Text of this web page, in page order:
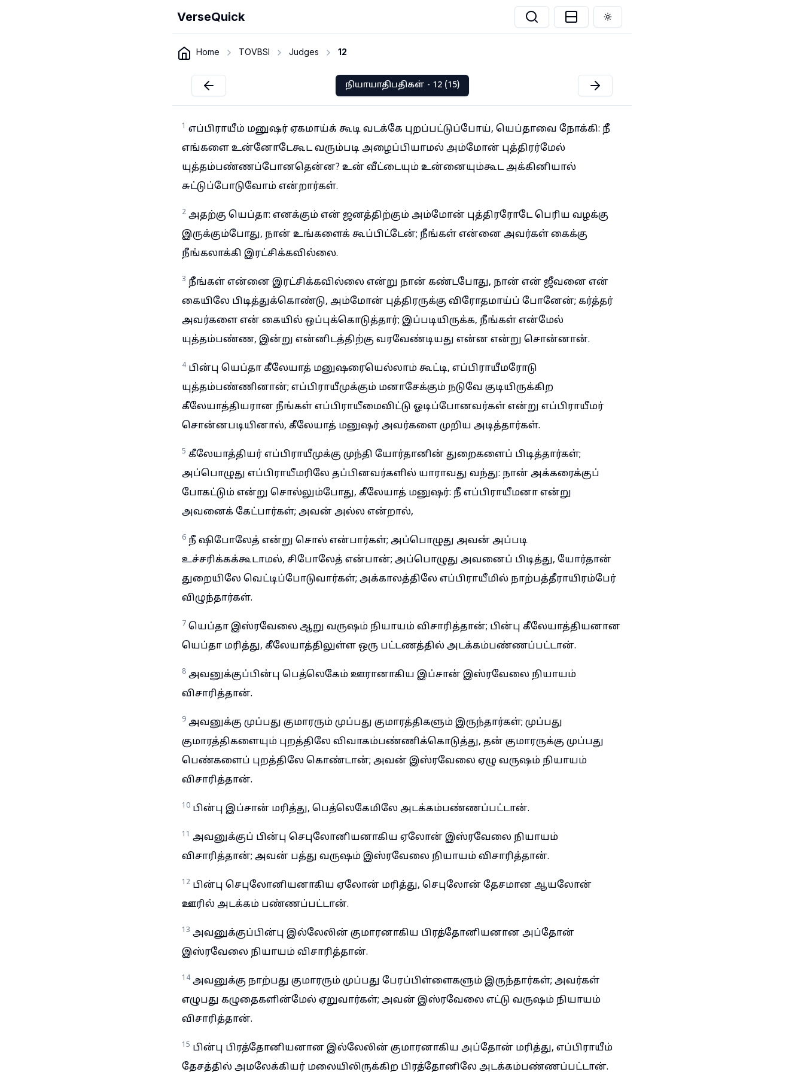
VerseQuick Toggle theme
Home TOVBSI Judges 12
நியாயாதிபதிகள் - 12 (15)
1 எப்பிராயீம் மனுஷர் ஏகமாய்க் கூடி வடக்கே புறப்பட்டுப்போய், யெப்தாவை நோக்கி: நீ
எங்களை உன்னோடேகூட வரும்படி அழைப்பியாமல் அம்மோன் புத்திரர்மேல்
யுத்தம்பண்ணப்போனதென்ன? உன் வீட்டையும் உன்னையும்கூட அக்கினியால்
சுட்டுப்போடுவோம் என்றார்கள்.
2 அதற்கு யெப்தா: எனக்கும் என் ஜனத்திற்கும் அம்மோன் புத்திரரோடே பெரிய வழக்கு
இருக்கும்போது, நான் உங்களைக் கூப்பிட்டேன்; நீங்கள் என்னை அவர்கள் கைக்கு
நீங்கலாக்கி இரட்சிக்கவில்லை.
3 நீங்கள் என்னை இரட்சிக்கவில்லை என்று நான் கண்டபோது, நான் என் ஜீவனை என்
கையிலே பிடித்துக்கொண்டு, அம்மோன் புத்திரருக்கு விரோதமாய்ப் போனேன்; கர்த்தர்
அவர்களை என் கையில் ஒப்புக்கொடுத்தார்; இப்படியிருக்க, நீங்கள் என்மேல்
யுத்தம்பண்ண, இன்று என்னிடத்திற்கு வரவேண்டியது என்ன என்று சொன்னான்.
4 பின்பு யெப்தா கீலேயாத் மனுஷரையெல்லாம் கூட்டி, எப்பிராயீமரோடு
யுத்தம்பண்ணினான்; எப்பிராயீமுக்கும் மனாசேக்கும் நடுவே குடியிருக்கிற
கீலேயாத்தியரான நீங்கள் எப்பிராயீமைவிட்டு ஓடிப்போனவர்கள் என்று எப்பிராயீமர்
சொன்னபடியினால், கீலேயாத் மனுஷர் அவர்களை முறிய அடித்தார்கள்.
5 கீலேயாத்தியர் எப்பிராயீமுக்கு முந்தி யோர்தானின் துறைகளைப் பிடித்தார்கள்;
அப்பொழுது எப்பிராயீமரிலே தப்பினவர்களில் யாராவது வந்து: நான் அக்கரைக்குப்
போகட்டும் என்று சொல்லும்போது, கீலேயாத் மனுஷர்: நீ எப்பிராயீமனா என்று
அவனைக் கேட்பார்கள்; அவன் அல்ல என்றால்,
6 நீ ஷிபோலேத் என்று சொல் என்பார்கள்; அப்பொழுது அவன் அப்படி
உச்சரிக்கக்கூடாமல், சிபோலேத் என்பான்; அப்பொழுது அவனைப் பிடித்து, யோர்தான்
துறையிலே வெட்டிப்போடுவார்கள்; அக்காலத்திலே எப்பிராயீமில் நாற்பத்தீராயிரம்பேர்
விழுந்தார்கள்.
7 யெப்தா இஸ்ரவேலை ஆறு வருஷம் நியாயம் விசாரித்தான்; பின்பு கீலேயாத்தியனான
யெப்தா மரித்து, கீலேயாத்திலுள்ள ஒரு பட்டணத்தில் அடக்கம்பண்ணப்பட்டான்.
8 அவனுக்குப்பின்பு பெத்லெகேம் ஊரானாகிய இப்சான் இஸ்ரவேலை நியாயம்
விசாரித்தான்.
9 அவனுக்கு முப்பது குமாரரும் முப்பது குமாரத்திகளும் இருந்தார்கள்; முப்பது
குமாரத்திகளையும் புறத்திலே விவாகம்பண்ணிக்கொடுத்து, தன் குமாரருக்கு முப்பது
பெண்களைப் புறத்திலே கொண்டான்; அவன் இஸ்ரவேலை ஏழு வருஷம் நியாயம்
விசாரித்தான்.
10 பின்பு இப்சான் மரித்து, பெத்லெகேமிலே அடக்கம்பண்ணப்பட்டான்.
11 அவனுக்குப் பின்பு செபுலோனியனாகிய ஏலோன் இஸ்ரவேலை நியாயம்
விசாரித்தான்; அவன் பத்து வருஷம் இஸ்ரவேலை நியாயம் விசாரித்தான்.
12 பின்பு செபுலோனியனாகிய ஏலோன் மரித்து, செபுலோன் தேசமான ஆயலோன்
ஊரில் அடக்கம் பண்ணப்பட்டான்.
13 அவனுக்குப்பின்பு இல்லேலின் குமாரனாகிய பிரத்தோனியனான அப்தோன்
இஸ்ரவேலை நியாயம் விசாரித்தான்.
14 அவனுக்கு நாற்பது குமாரரும் முப்பது பேரப்பிள்ளைகளும் இருந்தார்கள்; அவர்கள்
எழுபது கழுதைகளின்மேல் ஏறுவார்கள்; அவன் இஸ்ரவேலை எட்டு வருஷம் நியாயம்
விசாரித்தான்.
15 பின்பு பிரத்தோனியனான இல்லேலின் குமாரனாகிய அப்தோன் மரித்து, எப்பிராயீம்
தேசத்தில் அமலேக்கியர் மலையிலிருக்கிற பிரத்தோனிலே அடக்கம்பண்ணப்பட்டான்.